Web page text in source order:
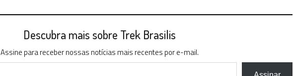
ou
aumentar
ou
Descubra mais sobre Trek Brasilis
Assine para receber nossas notícias mais recentes por e-mail.